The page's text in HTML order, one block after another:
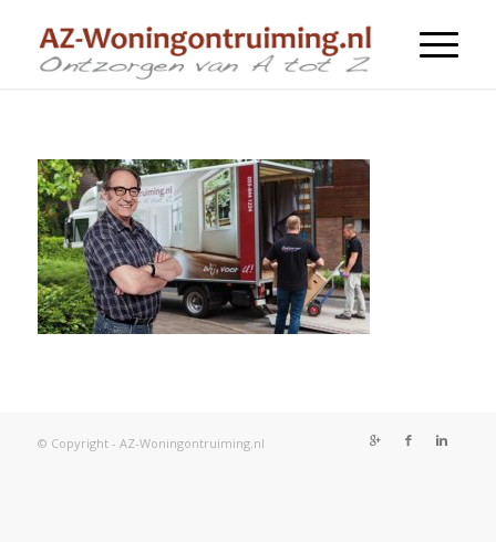
© Copyright - AZ-Woningontruiming.nl